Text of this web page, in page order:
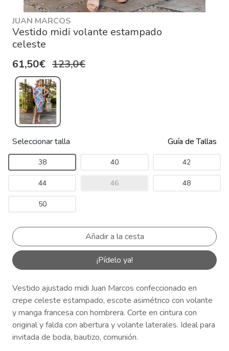
JUAN MARCOS
Vestido midi volante estampado
celeste
61,50€ 123,0€
Seleccionar talla Guía de Tallas
38 40 42
44 46 48
50
¡Pídelo ya!
Vestido ajustado midi Juan Marcos confeccionado en
crepe celeste estampado, escote asimétrico con volante
y manga francesa con hombrera. Corte en cintura con
original y falda con abertura y volante laterales. Ideal para
invitada de boda, bautizo, comunión.